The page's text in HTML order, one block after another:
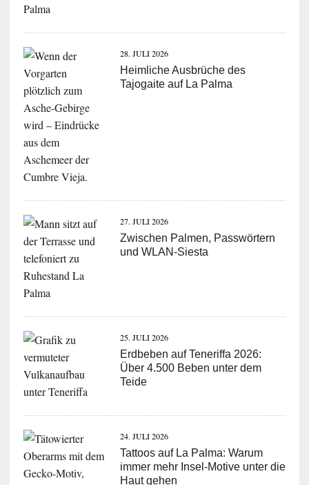
28. JULI 2026
Heimliche Ausbrüche des
Tajogaite auf La Palma
27. JULI 2026
Zwischen Palmen, Passwörtern
und WLAN-Siesta
25. JULI 2026
Erdbeben auf Teneriffa 2026:
Über 4.500 Beben unter dem
Teide
24. JULI 2026
Tattoos auf La Palma: Warum
immer mehr Insel-Motive unter die
Haut gehen